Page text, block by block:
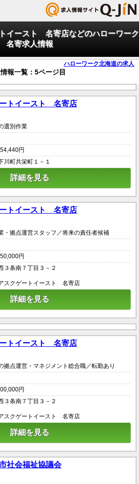
イースト 名寄店などのハローワーク
名寄求人情報
ハローワーク北海道の求人
報一覧：5ページ目
トイースト 名寄店
選別作業
円
川町共栄町１－１
詳細を見る
トイースト 名寄店
・拠点運営スタッフ／将来の責任者候補
円
３条南７丁目３－２
クゲートイースト 名寄店
詳細を見る
トイースト 名寄店
拠点運営・マネジメント総合職／転勤あり
円
３条南７丁目３－２
クゲートイースト 名寄店
詳細を見る
社会福祉協議会